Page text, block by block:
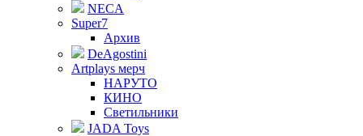
NECA
Super7
Архив
DeAgostini
Artplays мерч
НАРУТО
КИНО
Светильники
JADA Toys